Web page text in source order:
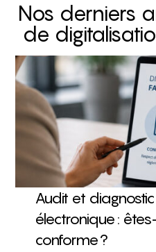
Nos derniers
de
Audit et
électronique :
conforme ?